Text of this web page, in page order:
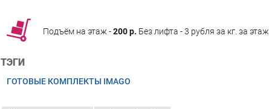
Подъём на этаж -200 р. Без лифта - 3 рубля за кг. за этаж.
ТЭГИ
ГОТОВЫЕ КОМПЛЕКТЫ IMAGO